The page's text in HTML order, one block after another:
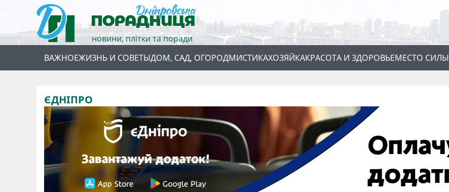
новини, плітки та поради
ВАЖНОЕЖИЗНЬ И СОВЕТЫДОМ, САД, ОГОРОДМИСТИКАХОЗЯЙКАКРАСОТА И ЗДОРОВЬЕМЕСТО СИЛЫ
ЄДНІПРО